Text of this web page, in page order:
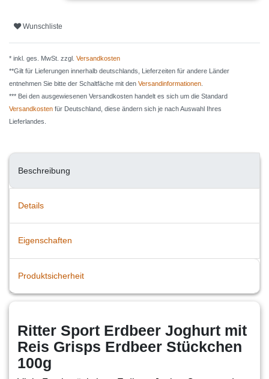
Wunschliste
* inkl. ges. MwSt. zzgl. Versandkosten
**Gilt für Lieferungen innerhalb deutschlands, Lieferzeiten für andere Länder
entnehmen Sie bitte der Schaltfäche mit den Versandinformationen
*** Bei den ausgewiesenen Versandkosten handelt es sich um die Standard
Versandkosten für Deutschland, diese ändern sich je nach Auswahl Ihres
Lieferlandes.
Beschreibung
Details
Eigenschaften
Produktsicherheit
Ritter Sport Erdbeer Joghurt mit
Reis Grisps Erdbeer Stückchen
100g